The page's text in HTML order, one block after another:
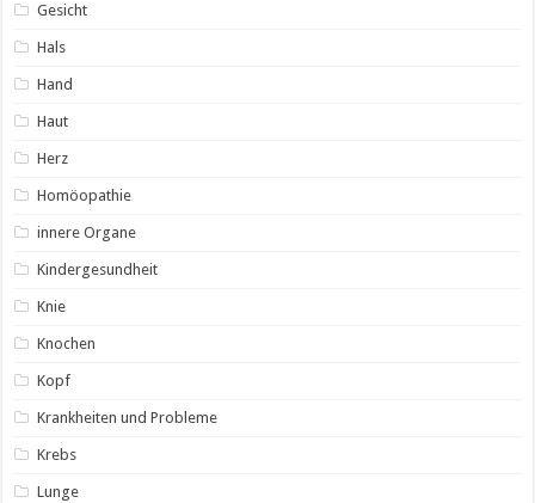
Gesicht
Hals
Hand
Haut
Herz
Homöopathie
innere Organe
Kindergesundheit
Knie
Knochen
Kopf
Krankheiten und Probleme
Krebs
Lunge